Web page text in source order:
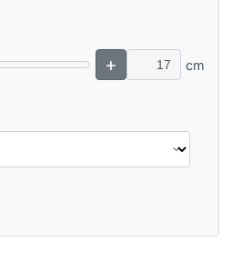
+ cm